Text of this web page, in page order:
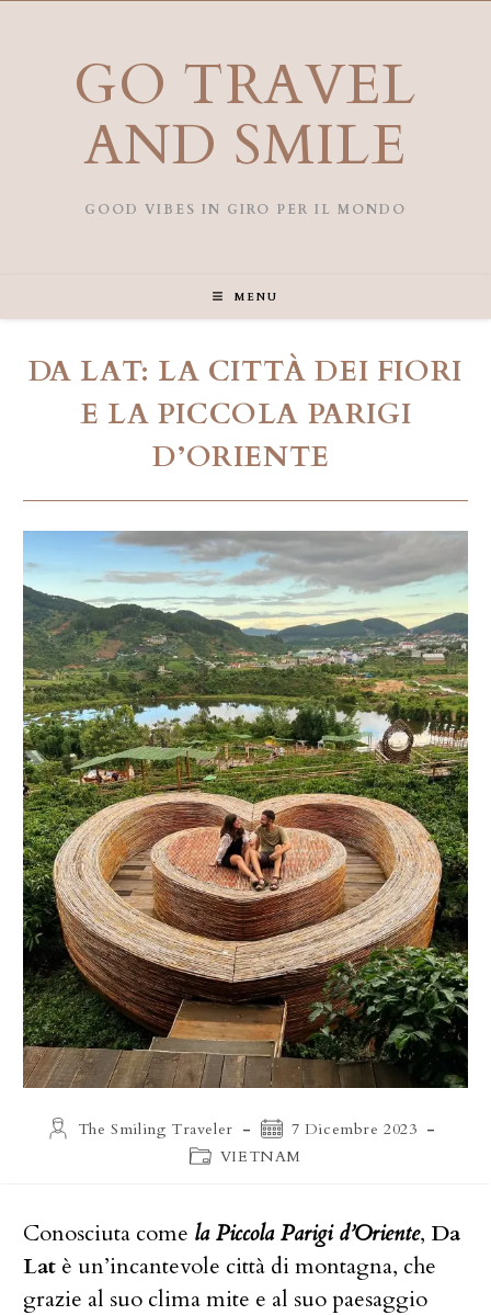
GO TRAVEL
AND SMILE
GOOD VIBES IN GIRO PER IL MONDO
MENU
DA LAT: LA CITTÀ DEI FIORI
E LA PICCOLA PARIGI
D’ORIENTE
AutoreThe Smiling Traveler
Articolo
pubblicato:
7 Dicembre 2023
Categoria
VIETNAM
Conosciuta come la Piccola Parigi d’Oriente, Da
Lat è un’incantevole città di montagna, che
grazie al suo clima mite e al suo paesaggio